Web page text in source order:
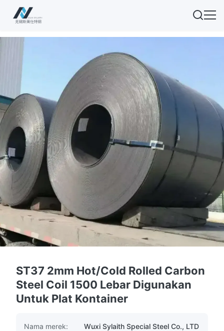
ST37 2mm Hot/Cold Rolled Carbon
Steel Coil 1500 Lebar Digunakan
Untuk Plat Kontainer
Nama merek:
Wuxi Sylaith Special Steel Co., LTD